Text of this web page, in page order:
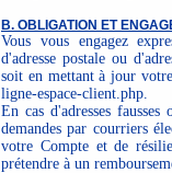
B. OBLIGATION ET
Vous vous engagez
d'adresse postale ou
soit en mettant à jour
ligne-espace-client.php.
En cas d'adresses
demandes par courriers
votre Compte et de
prétendre à un